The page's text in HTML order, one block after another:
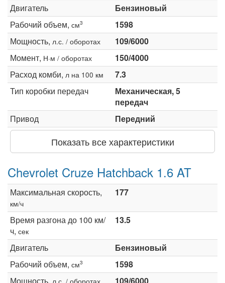
Двигатель
Бензиновый
Рабочий объем, см3
1598
Мощность, л.с. / оборотах
109/6000
Момент, Н·м / оборотах
150/4000
Расход комби, л на 100 км
7.3
Тип коробки передач
Механическая, 5
передач
Привод
Передний
Показать все характеристики
Chevrolet Cruze Hatchback 1.6 AT
Максимальная скорость,
км/ч
177
Время разгона до 100 км/
ч, сек
13.5
Двигатель
Бензиновый
Рабочий объем, см3
1598
Мощность, л.с. / оборотах
109/6000